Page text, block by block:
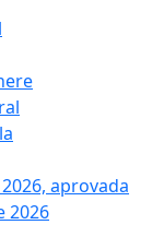
aprovada
2026